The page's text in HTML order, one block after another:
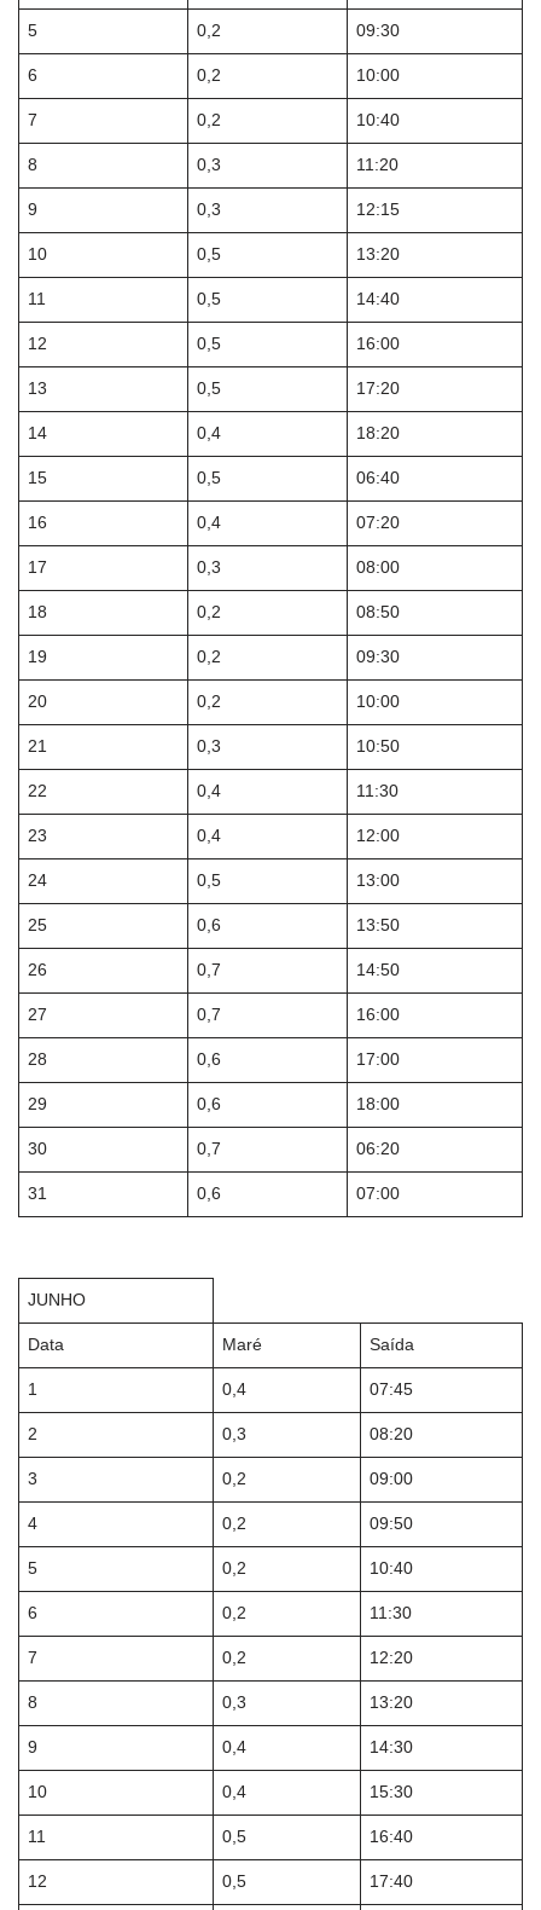
5 0,2 09:30
6 0,2 10:00
7 0,2 10:40
8 0,3 11:20
9 0,3 12:15
10 0,5 13:20
11 0,5 14:40
12 0,5 16:00
13 0,5 17:20
14 0,4 18:20
15 0,5 06:40
16 0,4 07:20
17 0,3 08:00
18 0,2 08:50
19 0,2 09:30
20 0,2 10:00
21 0,3 10:50
22 0,4 11:30
23 0,4 12:00
24 0,5 13:00
25 0,6 13:50
26 0,7 14:50
27 0,7 16:00
28 0,6 17:00
29 0,6 18:00
30 0,7 06:20
31 0,6 07:00
JUNHO
Data Maré Saída
1 0,4 07:45
2 0,3 08:20
3 0,2 09:00
4 0,2 09:50
5 0,2 10:40
6 0,2 11:30
7 0,2 12:20
8 0,3 13:20
9 0,4 14:30
10 0,4 15:30
11 0,5 16:40
12 0,5 17:40